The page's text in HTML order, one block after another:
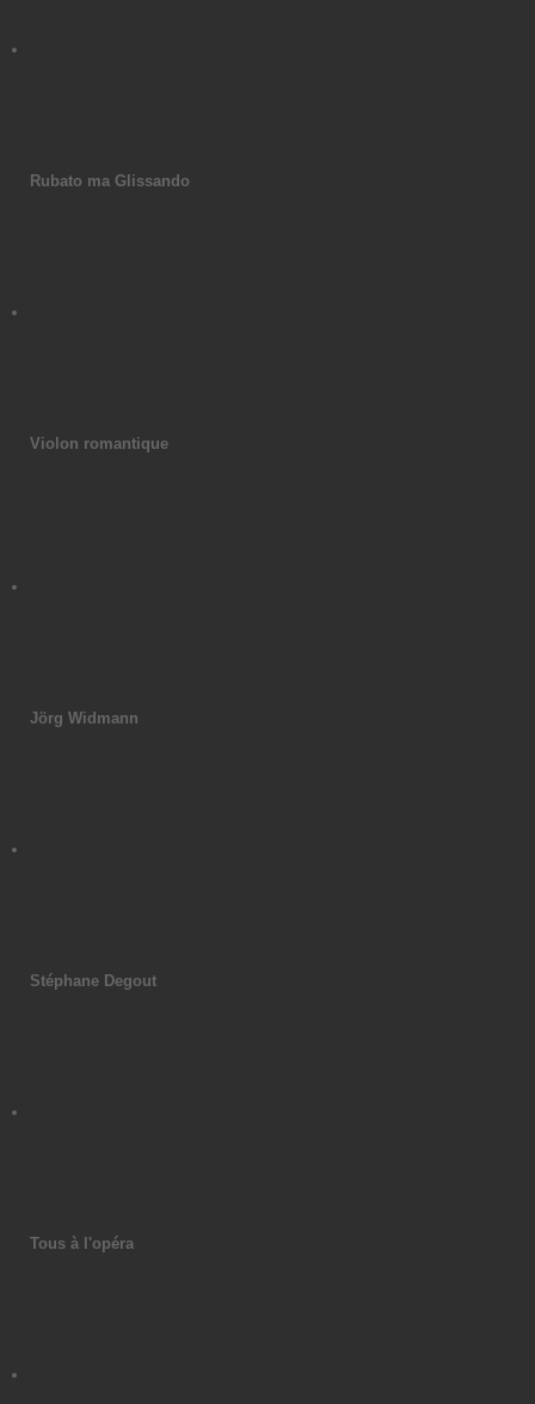
Rubato ma Glissando
Violon romantique
Jörg Widmann
Stéphane Degout
Tous à l'opéra